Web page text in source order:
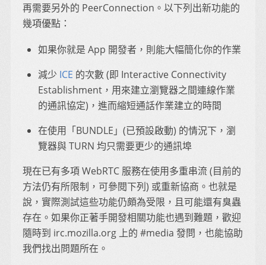
再需要另外的 PeerConnection。以下列出新功能的
幾項優點：
如果你就是 App 開發者，則能大幅簡化你的作業
減少 ICE 的次數 (即 Interactive Connectivity
Establishment，用來建立瀏覽器之間連線作業
的通訊協定)，進而縮短通話作業建立的時間
在使用「BUNDLE」(已預設啟動) 的情況下，瀏
覽器與 TURN 均只需要更少的通訊埠
現在已有多項 WebRTC 服務在使用多重串流 (目前的
方法仍有所限制，可參閱下列) 或重新協商。也就是
說，實際測試這些功能仍頗為受限，且可能還有臭蟲
存在。如果你正著手開發相關功能也遇到難題，歡迎
隨時到 irc.mozilla.org 上的 #media 發問，也能協助
我們找出問題所在。